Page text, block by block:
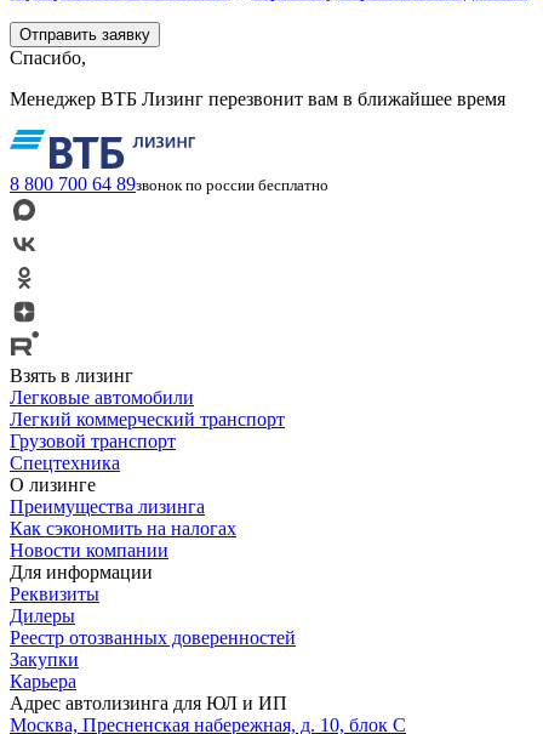
Спасибо,
Менеджер ВТБ Лизинг перезвонит вам в ближайшее время
8 800 700 64 89звонок по россии бесплатно
Взять в лизинг
Легковые автомобили
Легкий коммерческий транспорт
Грузовой транспорт
Спецтехника
О лизинге
Преимущества лизинга
Как сэкономить на налогах
Новости компании
Для информации
Реквизиты
Дилеры
Реестр отозванных доверенностей
Закупки
Карьера
Адрес автолизинга для ЮЛ и ИП
Москва, Пресненская набережная, д. 10, блок С